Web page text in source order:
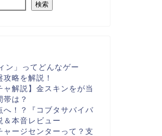
検索
ン」ってどんなゲー
略を解説！
ャ解説】金スキンをが当
帯は？
へ！？『コブタサバイバ
＆本音レビュー
ャージセンターって？支